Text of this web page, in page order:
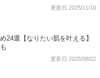
更新日:2025/11/10
24選【なりたい肌を叶える】
更新日:2025/08/22